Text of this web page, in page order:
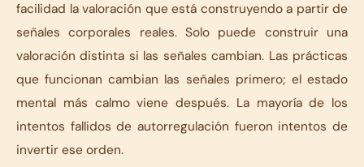
facilidad la valoración que está construyendo a partir de
señales corporales reales. Solo puede construir una
valoración distinta si las señales cambian. Las prácticas
que funcionan cambian las señales primero; el estado
mental más calmo viene después. La mayoría de los
intentos fallidos de autorregulación fueron intentos de
invertir ese orden.